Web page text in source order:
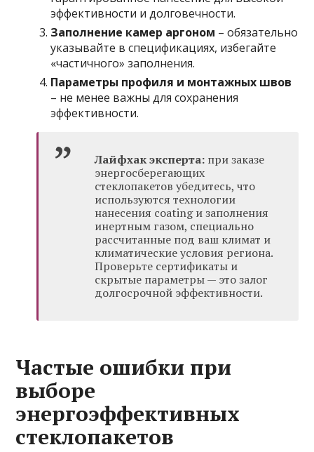
эффективности и долговечности.
Заполнение камер аргоном – обязательно
указывайте в спецификациях, избегайте
«частичного» заполнения.
Параметры профиля и монтажных швов
– не менее важны для сохранения
эффективности.
Лайфхак эксперта: при заказе
энергосберегающих
стеклопакетов убедитесь, что
используются технологии
нанесения coating и заполнения
инертным газом, специально
рассчитанные под ваш климат и
климатические условия региона.
Проверьте сертификаты и
скрытые параметры — это залог
долгосрочной эффективности.
Частые ошибки при
выборе
энергоэффективных
стеклопакетов